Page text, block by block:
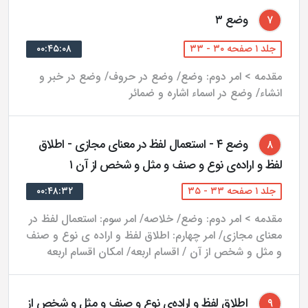
حيث مراد بودن آنها.
وضع مركبات: نويسنده، معتقد كه وضع مركبات، مانند وضع
مفردات بوده و نيازى به وضع متفاوت ندارد.
علائم حقيقت و مجاز.
احوال پنج‌گانه لفظ و حكم تعارض ميان آنها: اين احوال،
عبارتند از: تجوز، اشتراك، تخصيص، نقل و اضمار.
حقيقت شرعيه: ثمره بحث از آن، در حمل يا عدم حمل
الفاظى كه در كلام شارع واقع شده است، بر معانى لغوى آنها
مى‌باشد.
ثبوت حقيقت شرعيه مى‌باشد. وى، پس از بررسى معناى
صحت و فساد و لزوم تصور قدر جامع بنا بر هر دو قول، در دو
بخش، به ادله هر يك اشاره كرده است:
۷ وضع ۳
جلد ۱ صفحه ۳۰ - ۳۳ ۰۰:۴۵:۰۸
مقدمه > امر دوم: وضع/ وضع در حروف/ وضع در خبر و
انشاء/ وضع در اسماء اشاره و ضمائر
۸
وضع ۴ - استعمال لفظ در معنای مجازی - اطلاق
لفظ و اراده‌ی نوع و صنف و مثل و شخص از آن ۱
جلد ۱ صفحه ۳۳ - ۳۵ ۰۰:۴۸:۳۲
مقدمه > امر دوم: وضع/ خلاصه/ امر سوم: استعمال لفظ در
معنای مجازی/ امر چهارم: اطلاق لفظ و اراده ی نوع و صنف
و مثل و شخص از آن / اقسام اربعه/ امکان اقسام اربعه
۹ اطلاق لفظ و اراده‌ی نوع و صنف و مثل و شخص از